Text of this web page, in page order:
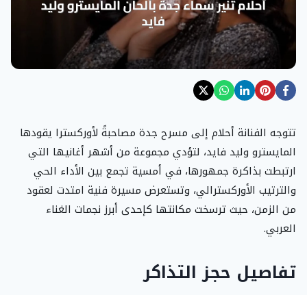
تتوجه الفنانة أحلام إلى مسرح جدة مصاحبةً لأوركسترا يقودها
المايسترو وليد فايد، لتؤدي مجموعة من أشهر أغانيها التي
ارتبطت بذاكرة جمهورها، في أمسية تجمع بين الأداء الحي
والترتيب الأوركسترالي، وتستعرض مسيرة فنية امتدت لعقود
من الزمن، حيث ترسخت مكانتها كإحدى أبرز نجمات الغناء
العربي.
تفاصيل حجز التذاكر